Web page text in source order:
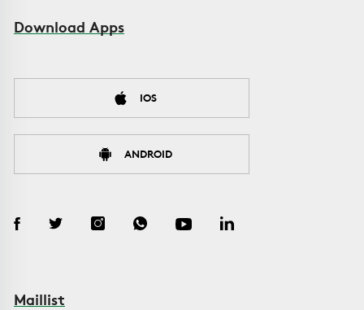
Download Apps
IOS
ANDROID
Maillist